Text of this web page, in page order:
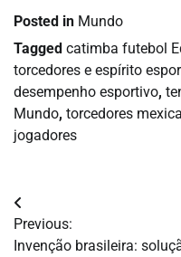
Posted in Mundo
Tagged catimba futebol
torcedores e espírito
desempenho esportivo,
Mundo, torcedores
jogadores
Navegação
de
Previous:
Invenção brasileira: